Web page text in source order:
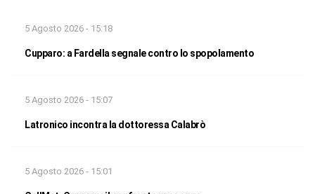
5 Agosto 2026 - 15:18
Cupparo: a Fardella segnale contro lo spopolamento
5 Agosto 2026 - 15:07
Latronico incontra la dottoressa Calabrò
5 Agosto 2026 - 15:01